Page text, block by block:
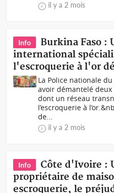
il y a 2 mois
Info
Burkina Faso :
international
l'escroquerie à l'or
La Police nationale
avoir démantelé
dont un réseau
l’escroquerie à
de...
il y a 2 mois
Info
Côte d'Ivoire :
propriétaire de
escroquerie, le